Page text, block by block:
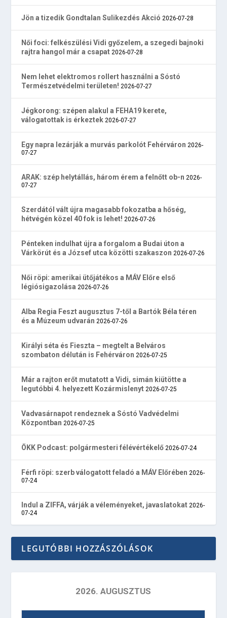
Jön a tizedik Gondtalan Sulikezdés Akció 2026-07-28
Női foci: felkészülési Vidi győzelem, a szegedi bajnoki
rajtra hangol már a csapat 2026-07-28
Nem lehet elektromos rollert használni a Sóstó
Természetvédelmi területen! 2026-07-27
Jégkorong: szépen alakul a FEHA19 kerete,
válogatottak is érkeztek 2026-07-27
Egy napra lezárják a murvás parkolót Fehérváron 2026-
07-27
ARAK: szép helytállás, három érem a felnőtt ob-n 2026-
07-27
Szerdától vált újra magasabb fokozatba a hőség,
hétvégén közel 40 fok is lehet! 2026-07-26
Pénteken indulhat újra a forgalom a Budai úton a
Várkörút és a József utca közötti szakaszon 2026-07-26
Női röpi: amerikai ütőjátékos a MÁV Előre első
légiósigazolása 2026-07-26
Alba Regia Feszt augusztus 7-től a Bartók Béla téren
és a Múzeum udvarán 2026-07-26
Királyi séta és Fieszta – megtelt a Belváros
szombaton délután is Fehérváron 2026-07-25
Már a rajton erőt mutatott a Vidi, simán kiütötte a
legutóbbi 4. helyezett Kozármislenyt 2026-07-25
Vadvasárnapot rendeznek a Sóstó Vadvédelmi
Központban 2026-07-25
ÖKK Podcast: polgármesteri félévértékelő 2026-07-24
Férfi röpi: szerb válogatott feladó a MÁV Előrében 2026-
07-24
Indul a ZIFFA, várják a véleményeket, javaslatokat 2026-
07-24
LEGUTÓBBI HOZZÁSZÓLÁSOK
2026. AUGUSZTUS